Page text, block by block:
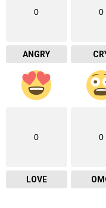
0
ANGRY
0
0
LOVE
0